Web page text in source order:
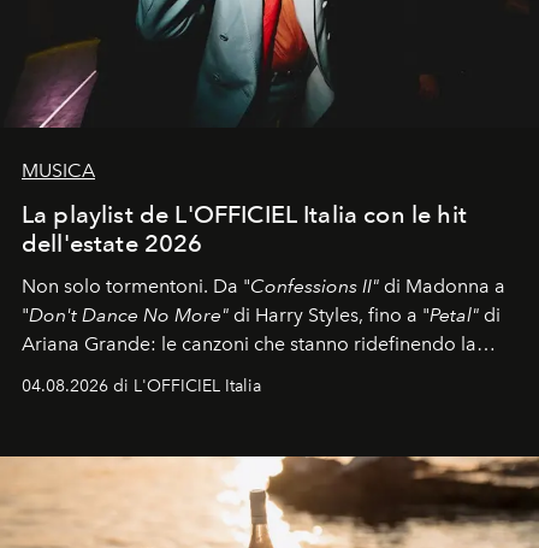
MUSICA
La playlist de L'OFFICIEL Italia con le hit
dell'estate 2026
Non solo tormentoni. Da "Confessions II" di Madonna a
"Don't Dance No More" di Harry Styles, fino a "Petal" di
Ariana Grande: le canzoni che stanno ridefinendo la
colonna sonora della stagione.
04.08.2026 di L'OFFICIEL Italia